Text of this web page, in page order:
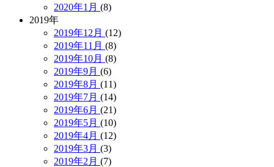
2020年1月 (8)
2019年
2019年12月 (12)
2019年11月 (8)
2019年10月 (8)
2019年9月 (6)
2019年8月 (11)
2019年7月 (14)
2019年6月 (21)
2019年5月 (10)
2019年4月 (12)
2019年3月 (3)
2019年2月 (7)